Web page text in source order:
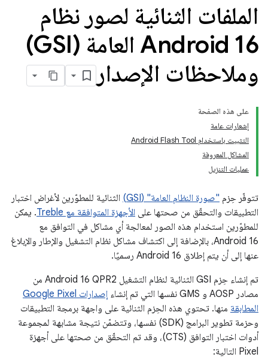
الملفات الثنائية لصور نظام
Android 16 العامة (GSI)
وملاحظات الإصدار
على هذه الصفحة
إشعارات عامة
التثبيت باستخدام Android Flash Tool
المشاكل المعروفة
عمليات التنزيل
تتوفّر حِزم "صورة النظام العامة" (GSI)
الثنائية للمطوّرين لأغراض اختبار
التطبيقات والتحقّق من صحتها على الأجهزة المتوافقة مع Treble
. يمكن
للمطوّرين استخدام هذه الصور لمعالجة أي مشاكل في التوافق مع
Android 16، بالإضافة إلى اكتشاف مشاكل نظام التشغيل والإطار والإبلاغ
عنها إلى أن يتم إطلاق Android 16 رسميًا.
تم إنشاء حِزم GSI الثنائية لنظام التشغيل Android 16 QPR2 من
مصادر AOSP و GMS نفسها التي تم إنشاء
إصدارات Google Pixel
المطابقة منها. تحتوي هذه الحِزم الثنائية على واجهة برمجة التطبيقات
وحزمة تطوير البرامج (SDK) نفسها، وتتضمّن نتيجة مشابهة لمجموعة
أدوات اختبار التوافق (CTS)، وقد تم التحقّق من صحتها على أجهزة
Pixel التالية: